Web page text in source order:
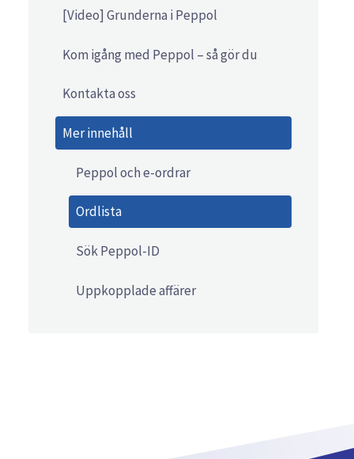
[Video] Grunderna i Peppol
Kom igång med Peppol – så gör du
Kontakta oss
Mer innehåll
Peppol och e-ordrar
Ordlista
Sök Peppol-ID
Uppkopplade affärer